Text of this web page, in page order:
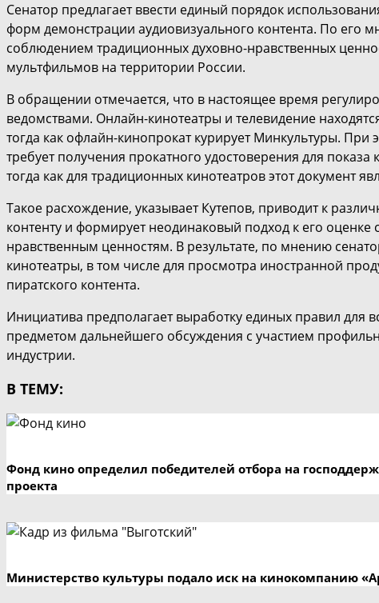
Сенатор предлагает ввести единый порядок
форм демонстрации аудиовизуального контента. По его
соблюдением традиционных духовно-нравственных
мультфильмов на территории России.
В обращении отмечается, что в настоящее время
ведомствами. Онлайн-кинотеатры и телевидение
тогда как офлайн-кинопрокат курирует Минкультуры. При
требует получения прокатного удостоверения для
тогда как для традиционных кинотеатров этот документ
Такое расхождение, указывает Кутепов, приводит к
контенту и формирует неодинаковый подход к его оценке
нравственным ценностям. В результате, по мнению
кинотеатры, в том числе для просмотра иностранной
пиратского контента.
Инициатива предполагает выработку единых правил для
предметом дальнейшего обсуждения с участием
индустрии.
В ТЕМУ:
Фонд кино определил победителей отбора на
проекта
Министерство культуры подало иск на кинокомпанию